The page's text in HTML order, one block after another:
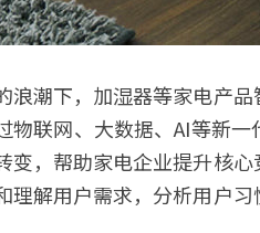
浪潮下，加湿器等家电产
物联网、大数据、AI等新
变，帮助家电企业提升核
理解用户需求，分析用户